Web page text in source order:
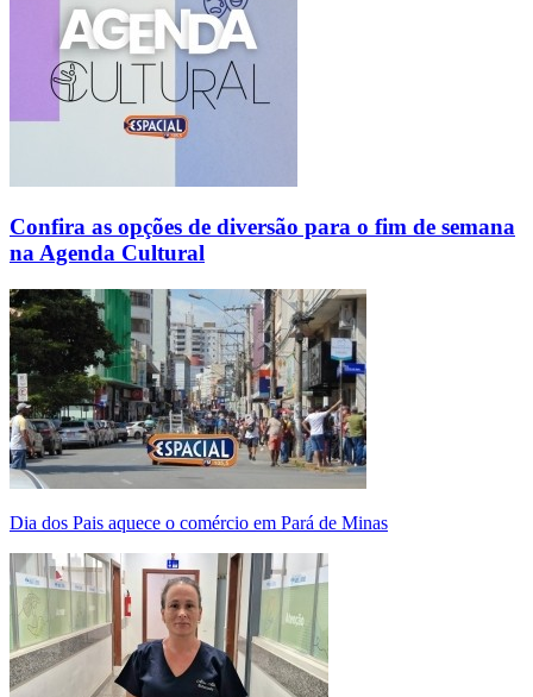
Confira as opções de diversão para o fim de semana
na Agenda Cultural
Dia dos Pais aquece o comércio em Pará de Minas